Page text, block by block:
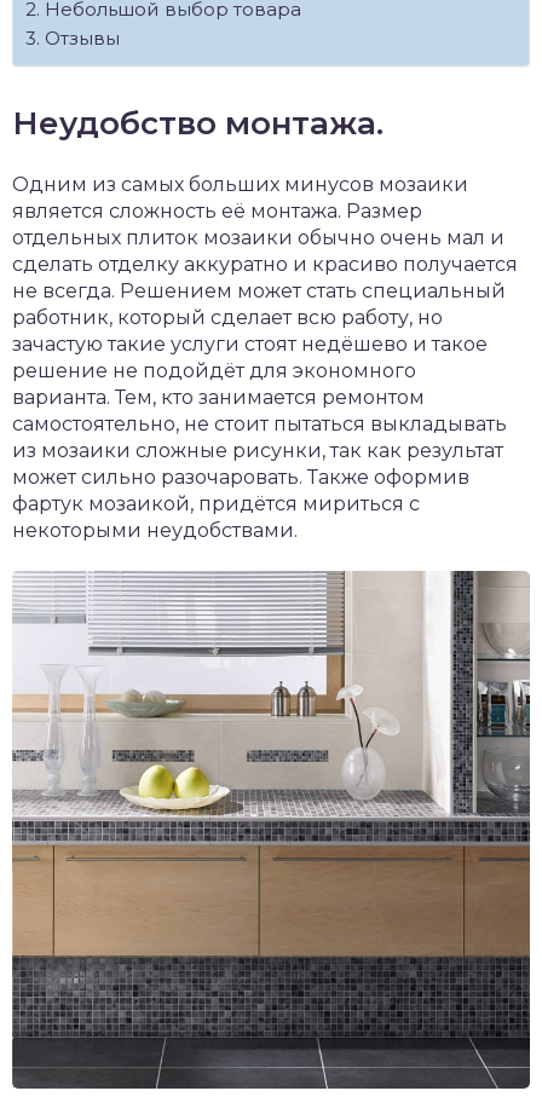
Небольшой выбор товара
Отзывы
Неудобство монтажа.
Одним из самых больших минусов мозаики
является сложность её монтажа. Размер
отдельных плиток мозаики обычно очень мал и
сделать отделку аккуратно и красиво получается
не всегда. Решением может стать специальный
работник, который сделает всю работу, но
зачастую такие услуги стоят недёшево и такое
решение не подойдёт для экономного
варианта. Тем, кто занимается ремонтом
самостоятельно, не стоит пытаться выкладывать
из мозаики сложные рисунки, так как результат
может сильно разочаровать. Также оформив
фартук мозаикой, придётся мириться с
некоторыми неудобствами.